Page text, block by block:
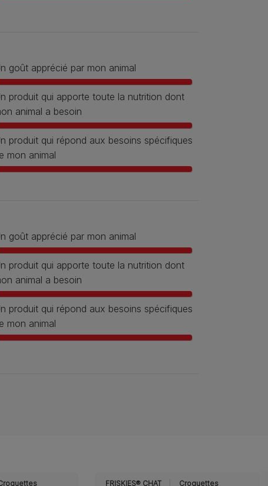
goût apprécié par mon animal
produit qui apporte toute la nutrition dont
animal a besoin
produit qui répond aux besoins spécifiques
mon animal
goût apprécié par mon animal
produit qui apporte toute la nutrition dont
animal a besoin
produit qui répond aux besoins spécifiques
mon animal
FRISKIES® CHAT Croquettes